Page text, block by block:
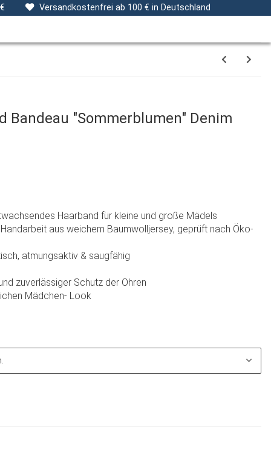
Versandkostenfrei ab 100 € in Deutschland
Stoffe Gutscheine Verpackungsservice
Bandeau "Sommerblumen" Denim
Haarband für kleine und große Mädels
aus weichem Baumwolljersey, geprüft nach Öko-
atmungsaktiv & saugfähig
zuverlässiger Schutz der Ohren
Mädchen- Look